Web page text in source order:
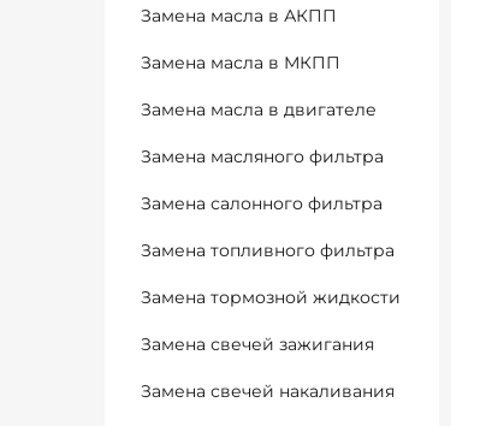
Замена масла в АКПП
Замена масла в МКПП
Замена масла в двигателе
Замена масляного фильтра
Замена салонного фильтра
Замена топливного фильтра
Замена тормозной жидкости
Замена свечей зажигания
Замена свечей накаливания